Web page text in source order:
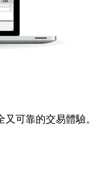
可靠的交易體驗。